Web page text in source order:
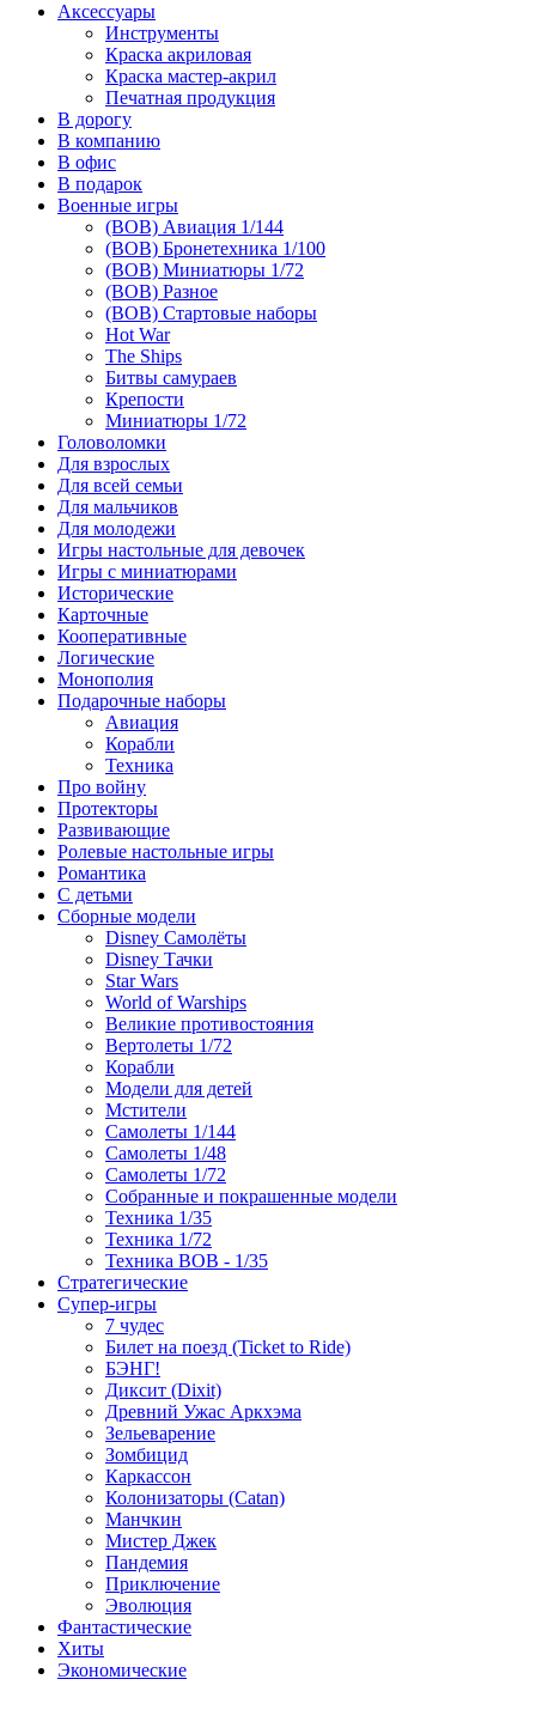
Аксессуары
Инструменты
Краска акриловая
Краска мастер-акрил
Печатная продукция
В дорогу
В компанию
В офис
В подарок
Военные игры
(ВОВ) Авиация 1/144
(ВОВ) Бронетехника 1/100
(ВОВ) Миниатюры 1/72
(ВОВ) Разное
(ВОВ) Стартовые наборы
Hot War
The Ships
Битвы самураев
Крепости
Миниатюры 1/72
Головоломки
Для взрослых
Для всей семьи
Для мальчиков
Для молодежи
Игры настольные для девочек
Игры с миниатюрами
Исторические
Карточные
Кооперативные
Логические
Монополия
Подарочные наборы
Авиация
Корабли
Техника
Про войну
Протекторы
Развивающие
Ролевые настольные игры
Романтика
С детьми
Сборные модели
Disney Самолёты
Disney Тачки
Star Wars
World of Warships
Великие противостояния
Вертолеты 1/72
Корабли
Модели для детей
Мстители
Самолеты 1/144
Самолеты 1/48
Самолеты 1/72
Собранные и покрашенные модели
Техника 1/35
Техника 1/72
Техника ВОВ - 1/35
Стратегические
Супер-игры
7 чудес
Билет на поезд (Ticket to Ride)
БЭНГ!
Диксит (Dixit)
Древний Ужас Аркхэма
Зельеварение
Зомбицид
Каркассон
Колонизаторы (Catan)
Манчкин
Мистер Джек
Пандемия
Приключение
Эволюция
Фантастические
Хиты
Экономические